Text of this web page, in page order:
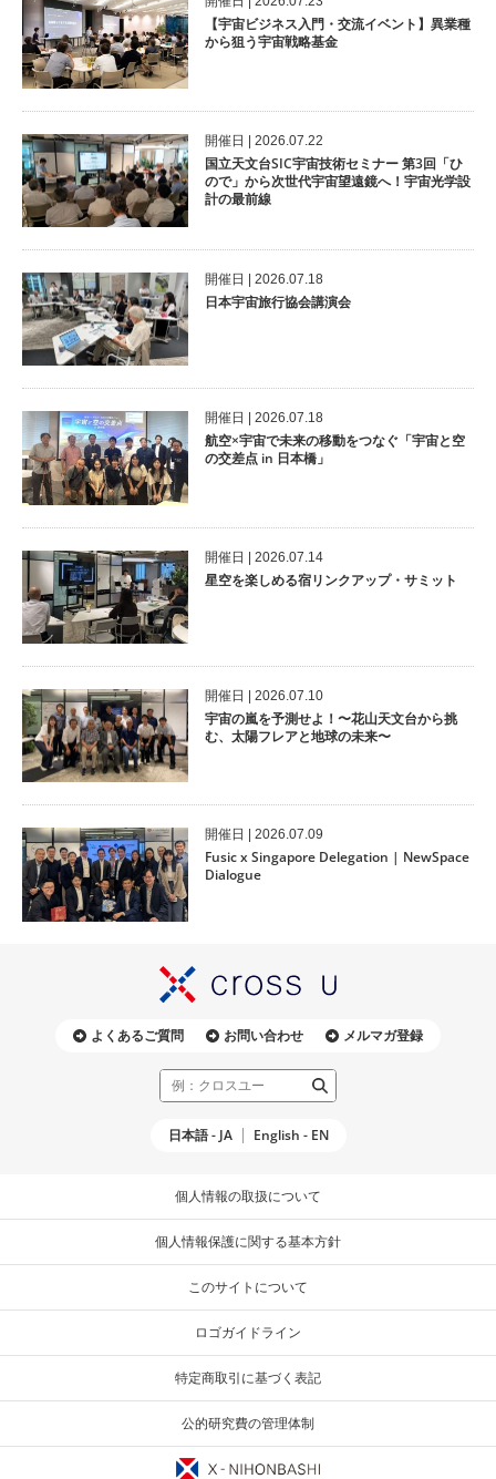
【宇宙ビジネス入門・交流イベント】異業種
から狙う宇宙戦略基金
開催⽇ | 2026.07.22
国立天文台SIC宇宙技術セミナー 第3回「ひ
ので」から次世代宇宙望遠鏡へ！宇宙光学設
計の最前線
開催⽇ | 2026.07.18
日本宇宙旅行協会講演会
開催⽇ | 2026.07.18
航空×宇宙で未来の移動をつなぐ「宇宙と空
の交差点 in 日本橋」
開催⽇ | 2026.07.14
星空を楽しめる宿リンクアップ・サミット
開催⽇ | 2026.07.10
宇宙の嵐を予測せよ！〜花山天文台から挑
む、太陽フレアと地球の未来〜
開催⽇ | 2026.07.09
Fusic x Singapore Delegation | NewSpace
Dialogue
よくあるご質問 お問い合わせ メルマガ登録
日本語 - JA English - EN
個人情報の取扱について
個人情報保護に関する基本方針
このサイトについて
ロゴガイドライン
特定商取引に基づく表記
公的研究費の管理体制